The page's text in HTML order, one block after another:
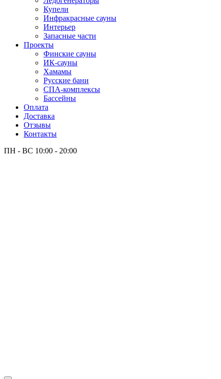
Купели
Инфракрасные сауны
Интерьер
Запасные части
Проекты
Финские сауны
ИК-сауны
Хамамы
Русские бани
СПА-комплексы
Бассейны
Оплата
Доставка
Отзывы
Контакты
ПН - ВС 10:00 - 20:00